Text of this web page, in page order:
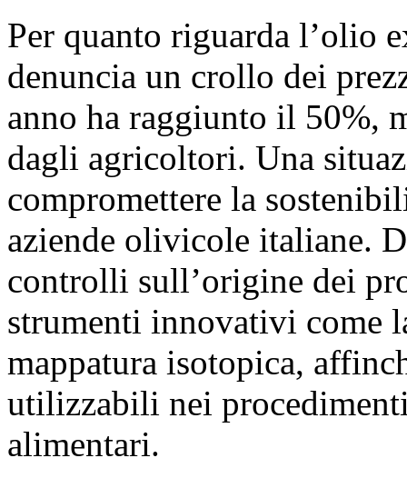
Per quanto riguarda l’olio
denuncia un crollo dei
anno ha raggiunto il 50%,
dagli agricoltori. Una
compromettere la
aziende olivicole italiane.
controlli sull’origine dei
strumenti innovativi come
mappatura isotopica,
utilizzabili nei
alimentari.